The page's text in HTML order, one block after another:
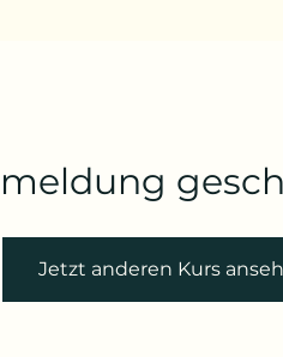
Jetzt anderen Kurs